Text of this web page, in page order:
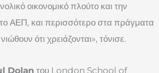
οικονομικό πλούτο και την
ΑΕΠ, και περισσότερο στα πράγματα
ότι χρειάζονται», τόνισε.
Dolan του London School of